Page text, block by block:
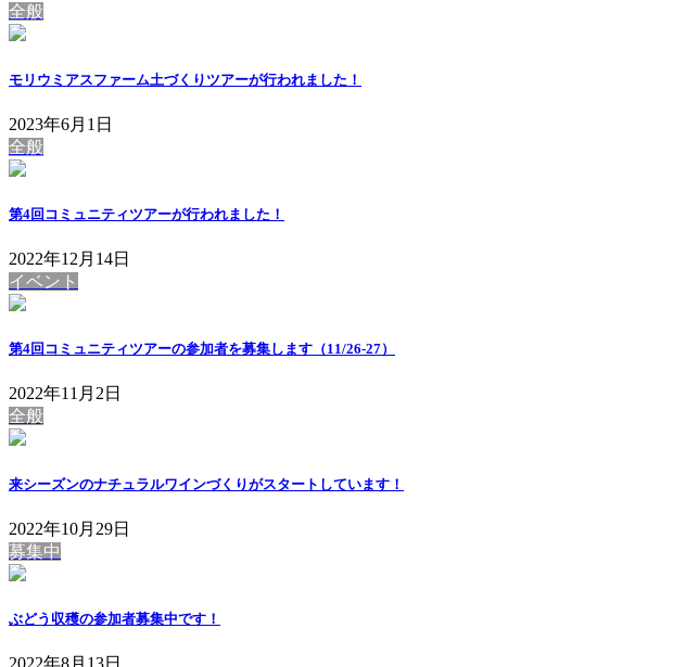
全般
モリウミアスファーム土づくりツアーが行われました！
2023年6月1日
全般
第4回コミュニティツアーが行われました！
2022年12月14日
イベント
第4回コミュニティツアーの参加者を募集します（11/26-27）
2022年11月2日
全般
来シーズンのナチュラルワインづくりがスタートしています！
2022年10月29日
募集中
ぶどう収穫の参加者募集中です！
2022年8月13日